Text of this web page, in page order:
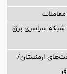
شبکه سراسری برق
ارمنستان/